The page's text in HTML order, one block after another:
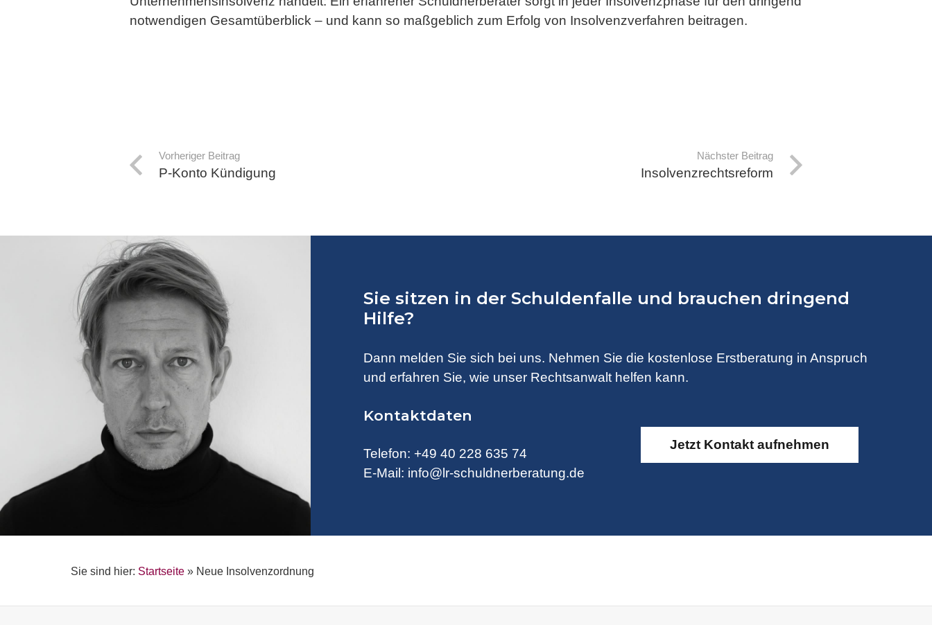
notwendigen Gesamtüberblick – und kann so maßgeblich zum Erfolg von Insolvenzverfahren beitragen.
Vorheriger Beitrag
P-Konto Kündigung
Nächster Beitrag
Insolvenzrechtsreform
Sie sitzen in der Schuldenfalle und brauchen dringend
Hilfe?
Dann melden Sie sich bei uns. Nehmen Sie die kostenlose Erstberatung in Anspruch
und erfahren Sie, wie unser Rechtsanwalt helfen kann.
Kontaktdaten
Telefon: +49 40 228 635 74
E-Mail: info@lr-schuldnerberatung.de
Jetzt Kontakt aufnehmen
Sie sind hier: Startseite » Neue Insolvenzordnung